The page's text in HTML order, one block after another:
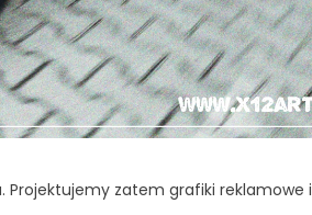
Projektujemy zatem grafiki reklamowe i